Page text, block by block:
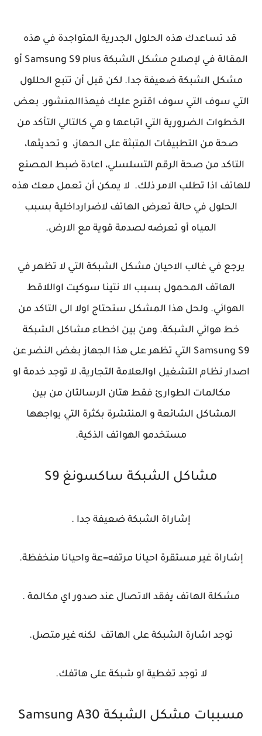
قد تساعدك هذه الحلول الجدرية المتواجدة في هذه
المقالة في لإصلاح مشكل الشبكة Samsung S9 plus أو
مشكل الشبكة ضعيفة جدا. لكن قبل أن تتبع الحللول
التي سوف التي سوف اقترح عليك فيهذاالمنشور. بعض
الخطوات الضرورية التي اتباعها و هي كالتالي التأكد من
صحة من التطبيقات المتبثة على الحهاز، و تحديثها،
التاكد من صحة الرقم التسلسلي، اعادة ضبط المصنع
للهاتف اذا تطلب الامر ذلك. لا يمكن أن تعمل معك هذه
الحلول في حالة تعرض الهاتف لاضرارداخلية بسبب
المياه أو تعرضه لصدمة قوية مع الارض.
يرجع في غالب الاحيان مشكل الشبكة التي لا تظهر في
الهاتف المحمول بسبب الا نتينا سوكيت اواللاقط
الهوائي. ولحل هذا المشكل ستحتاج اولا الى التاكد من
خط هوائي الشبكة. ومن بين اخطاء مشاكل الشبكة
Samsung S9 التي تظهر على هذا الجهاز بغض النضر عن
اصدار نظام التشغيل اوالعلامة التجارية، لا توجد خدمة او
مكالمات الطوارئ فقط هتان الرسالتان من بين
المشاكل الشائعة و المنتشرة بكثرة التي يواجهها
مستخدمو الهواتف الذكية.
مشاكل الشبكة ساكسونغ S9
إشاراة الشبكة ضعيفة جدا .
إشاراة غير مستقرة احيانا مرتفه=عة واحيانا منخفظة.
مشكلة الهاتف يفقد الاتصال عند صدور اي مكالمة .
توجد اشارة الشبكة على الهاتف لكنه غير متصل.
لا توجد تغطية او شبكة على هاتفك.
مسببات مشكل الشبكة Samsung A30